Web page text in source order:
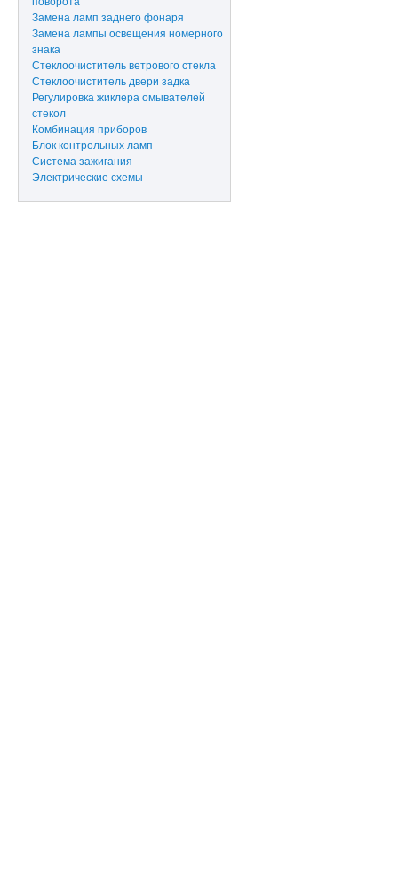
Замена ламп заднего фонаря
Замена лампы освещения номерного
знака
Стеклоочиститель ветрового стекла
Стеклоочиститель двери задка
Регулировка жиклера омывателей
стекол
Комбинация приборов
Блок контрольных ламп
Система зажигания
Электрические схемы